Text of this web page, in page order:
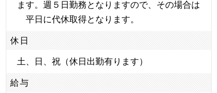
ます。週５日勤務となりますので、その場合は
平日に代休取得となります。
休日
土、日、祝（休日出勤有ります）
給与